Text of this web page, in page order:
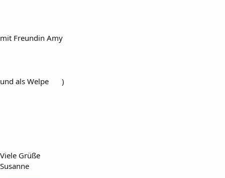
mit Freundin Amy
und als Welpe )
Viele Grüße
Susanne